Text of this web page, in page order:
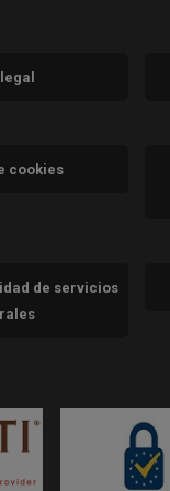
cookies
de servicios